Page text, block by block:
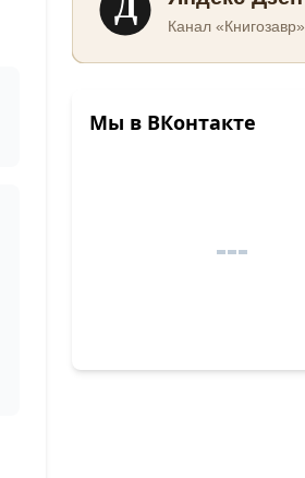
Канал «Книгозавр»
Мы в ВКонтакте